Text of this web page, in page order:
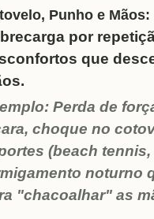
Punho e Mãos:
por
que
Perda de
choque no
(beach
noturno
"chacoalhar" as